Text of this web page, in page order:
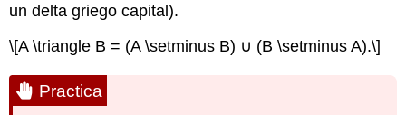
un delta griego capital).
\[A \triangle B = (A \setminus B) ∪ (B \setminus A).\]
Practica